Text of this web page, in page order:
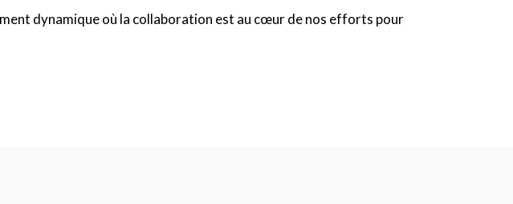
dynamique où la collaboration est au cœur de nos efforts pour